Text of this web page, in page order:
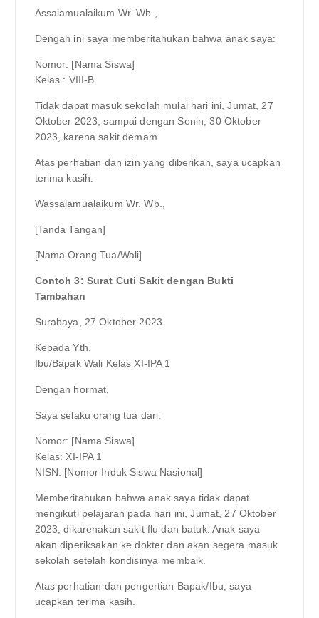
Assalamualaikum Wr. Wb.,
Dengan ini saya memberitahukan bahwa anak saya:
Nomor: [Nama Siswa]
Kelas : VIII-B
Tidak dapat masuk sekolah mulai hari ini, Jumat, 27
Oktober 2023, sampai dengan Senin, 30 Oktober
2023, karena sakit demam.
Atas perhatian dan izin yang diberikan, saya ucapkan
terima kasih.
Wassalamualaikum Wr. Wb.,
[Tanda Tangan]
[Nama Orang Tua/Wali]
Contoh 3: Surat Cuti Sakit dengan Bukti
Tambahan
Surabaya, 27 Oktober 2023
Kepada Yth.
Ibu/Bapak Wali Kelas XI-IPA 1
Dengan hormat,
Saya selaku orang tua dari:
Nomor: [Nama Siswa]
Kelas: XI-IPA 1
NISN: [Nomor Induk Siswa Nasional]
Memberitahukan bahwa anak saya tidak dapat
mengikuti pelajaran pada hari ini, Jumat, 27 Oktober
2023, dikarenakan sakit flu dan batuk. Anak saya
akan diperiksakan ke dokter dan akan segera masuk
sekolah setelah kondisinya membaik.
Atas perhatian dan pengertian Bapak/Ibu, saya
ucapkan terima kasih.